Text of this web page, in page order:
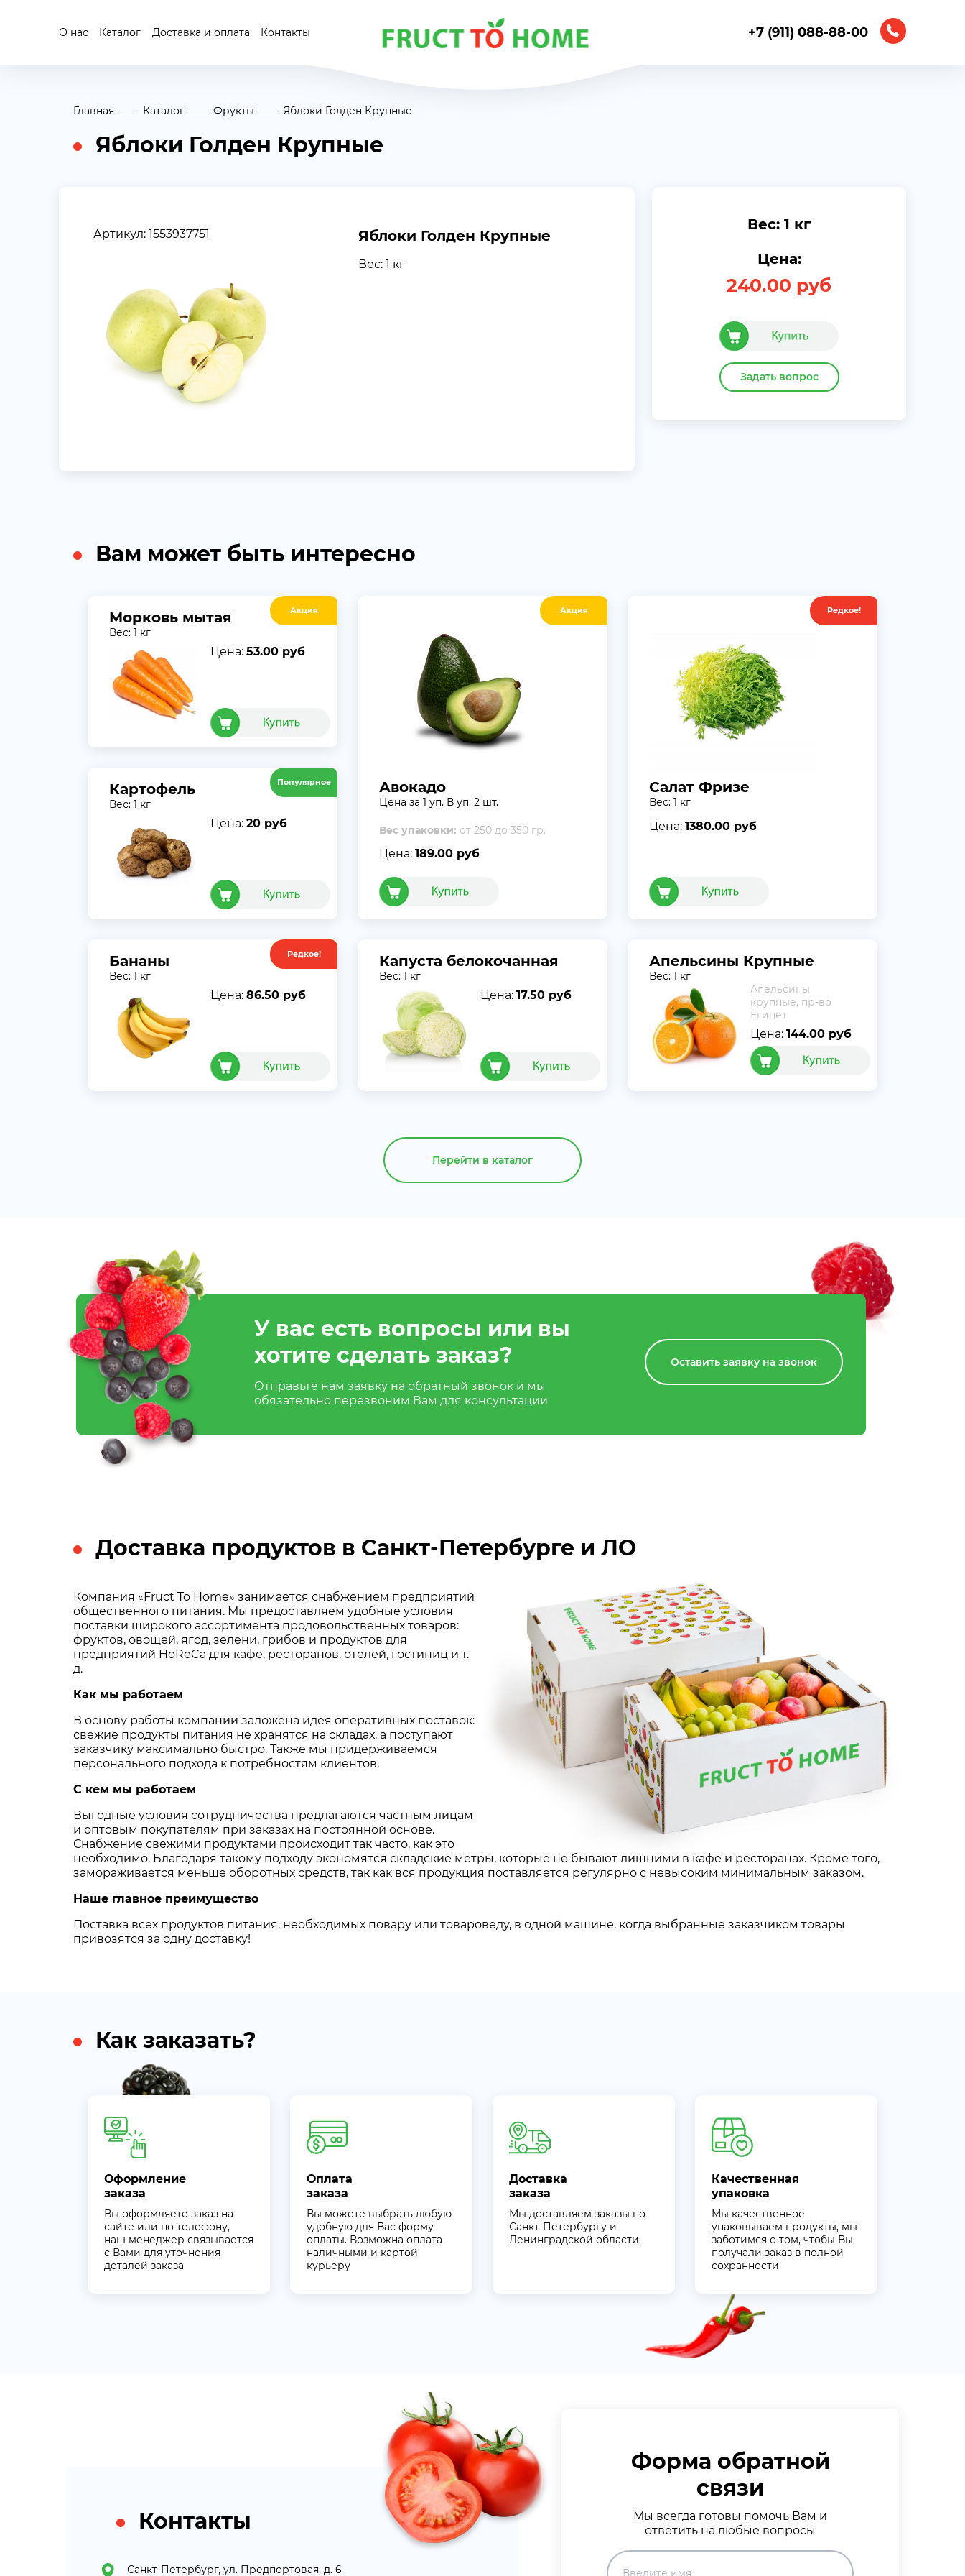
О нас Каталог Доставка и оплата Контакты +7 (911) 088-88-00
Главная Каталог Фрукты Яблоки Голден Крупные
Яблоки Голден Крупные
Артикул: 1553937751 Яблоки Голден Крупные
Вес: 1 кг
Вес: 1 кг
Цена:
240.00 руб
Задать вопрос
Вам может быть интересно
Акция
Морковь мытая
Вес: 1 кг
Цена: 53.00 руб
Акция
Авокадо
Цена за 1 уп. В уп. 2 шт.
Вес упаковки: от 250 до 350 гр.
Цена: 189.00 руб
Редкое!
Салат Фризе
Вес: 1 кг
Цена: 1380.00 руб
Популярное
Картофель
Вес: 1 кг
Цена: 20 руб
Акция
Редкое!
Бананы
Вес: 1 кг
Цена: 86.50 руб
Капуста белокочанная
Вес: 1 кг
Цена: 17.50 руб
Апельсины Крупные
Вес: 1 кг
Апельсины
крупные, пр-во
Египет
Цена: 144.00 руб
Перейти в каталог
У вас есть вопросы или вы
хотите сделать заказ?
Отправьте нам заявку на обратный звонок и мы
обязательно перезвоним Вам для консультации
Оставить заявку на звонок
Доставка продуктов в Санкт-Петербурге и ЛО
Компания «Fruct To Home» занимается снабжением предприятий
общественного питания. Мы предоставляем удобные условия
поставки широкого ассортимента продовольственных товаров:
фруктов, овощей, ягод, зелени, грибов и продуктов для
предприятий HoReCa для кафе, ресторанов, отелей, гостиниц и т.
д.
Как мы работаем
В основу работы компании заложена идея оперативных поставок:
свежие продукты питания не хранятся на складах, а поступают
заказчику максимально быстро. Также мы придерживаемся
персонального подхода к потребностям клиентов.
С кем мы работаем
Выгодные условия сотрудничества предлагаются частным лицам
и оптовым покупателям при заказах на постоянной основе.
Снабжение свежими продуктами происходит так часто, как это
необходимо. Благодаря такому подходу экономятся складские метры, которые не бывают лишними в кафе и ресторанах. Кроме того,
замораживается меньше оборотных средств, так как вся продукция поставляется регулярно с невысоким минимальным заказом.
Наше главное преимущество
Поставка всех продуктов питания, необходимых повару или товароведу, в одной машине, когда выбранные заказчиком товары
привозятся за одну доставку!
Как заказать?
Оформление
заказа
Вы оформляете заказ на
сайте или по телефону,
наш менеджер связывается
с Вами для уточнения
деталей заказа
Оплата
заказа
Вы можете выбрать любую
удобную для Вас форму
оплаты. Возможна оплата
наличными и картой
курьеру
Доставка
заказа
Мы доставляем заказы по
Санкт-Петербургу и
Ленинградской области.
Качественная
упаковка
Мы качественное
упаковываем продукты, мы
заботимся о том, чтобы Вы
получали заказ в полной
сохранности
Контакты
Санкт-Петербург, ул. Предпортовая, д. 6
Форма обратной
связи
Мы всегда готовы помочь Вам и
ответить на любые вопросы